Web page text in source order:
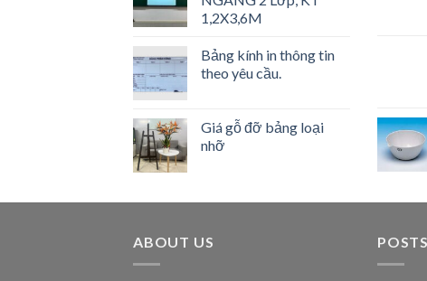
1,2X3,6M
Bảng kính in thông tin
theo yêu cầu.
Giá gỗ đỡ bảng loại
nhỡ
ABOUT US POSTS